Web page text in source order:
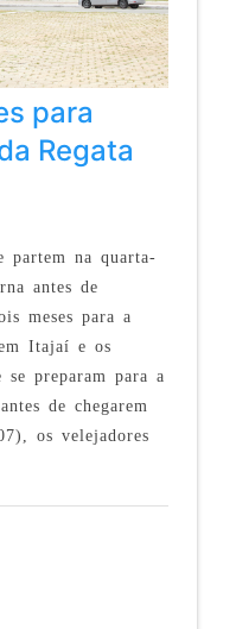
para
Regata
partem na quarta-
antes de
meses para a
Itajaí e os
se preparam para a
de chegarem
os velejadores